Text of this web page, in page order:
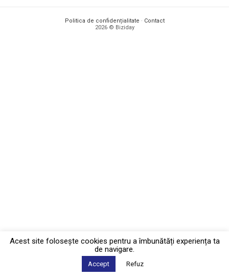
Politica de confidențialitate · Contact
2026 © Biziday
Acest site foloseşte cookies pentru a îmbunătăți experiența ta
de navigare.
Accept Refuz